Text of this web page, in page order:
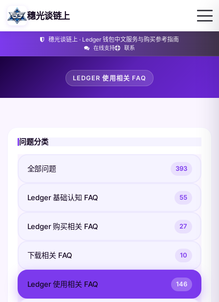
穗光谈链上 · Ledger 钱包中文服务与购买参考指南
在线支持 联系
穗光谈链上
LEDGER 使用相关 FAQ
问题分类
全部问题 393
Ledger 基础认知 FAQ 55
Ledger 购买相关 FAQ 27
下载相关 FAQ 10
Ledger 使用相关 FAQ 146